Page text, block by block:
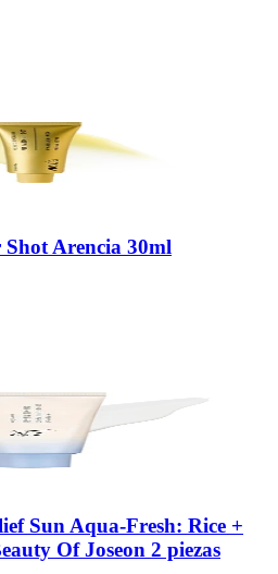
Shot Arencia 30ml
Sun Aqua-Fresh: Rice +
Of Joseon 2 piezas